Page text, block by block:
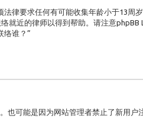
律要求任何有可能收集年龄小于13
近的律师以得到帮助。请注意
络谁？”
可能是因为网站管理者禁止了新用户